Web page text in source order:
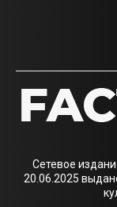
Сетевое
20.06.2025